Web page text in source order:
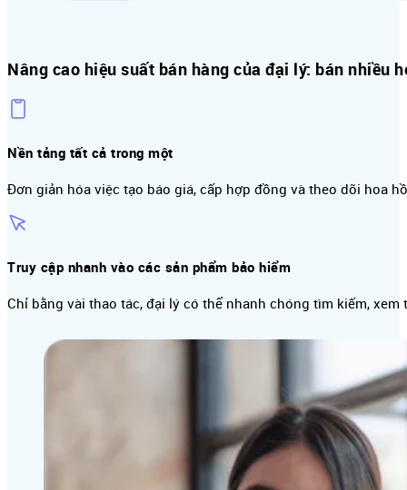
Nâng cao hiệu suất bán hàng của đại lý: bán nhiều
Nền tảng tất cả trong một
Đơn giản hóa việc tạo báo giá, cấp hợp đồng và theo dõi hoa
Truy cập nhanh vào các sản phẩm bảo hiểm
Chỉ bằng vài thao tác, đại lý có thể nhanh chóng tìm kiếm,